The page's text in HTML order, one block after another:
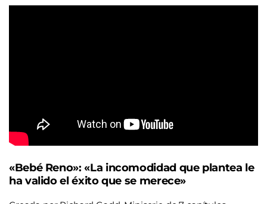
«Bebé Reno»: «La incomodidad que plantea le
ha valido el éxito que se merece»